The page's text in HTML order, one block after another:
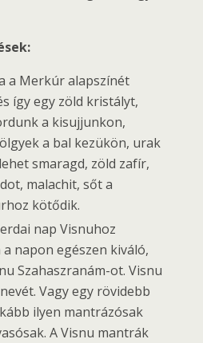
a Merkúr alapszínét
így egy zöld kristályt,
a kisujjunkon,
a bal kezükön, urak
smaragd, zöld zafír,
malachit, sőt a
kötődik.
nap Visnuhoz
napon egészen kiváló,
Szahaszranám-ot. Visnu
Vagy egy rövidebb
ilyen mantrázósak
A Visnu mantrák